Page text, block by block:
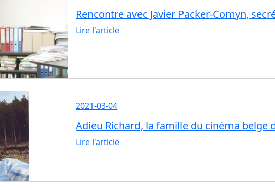
Rencontre avec Javier Packer-Comyn,
Lire l'article
2021-03-04
Adieu Richard, la famille du cinéma belge
Lire l'article